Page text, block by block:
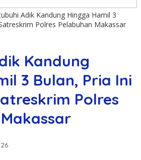
Adik Kandung Hingga Hamil 3
Polres Pelabuhan Makassar
Kandung
3 Bulan, Pria Ini
Polres